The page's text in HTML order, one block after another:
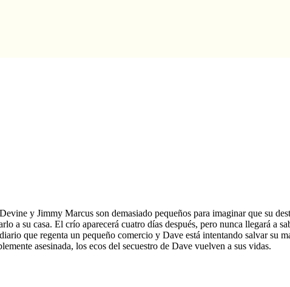
y Jimmy Marcus son demasiado pequeños para imaginar que su
a su casa. El crío aparecerá cuatro días después, pero nunca llegará a
que regenta un pequeño comercio y Dave está intentando salvar su
asesinada, los ecos del secuestro de Dave vuelven a sus vidas.